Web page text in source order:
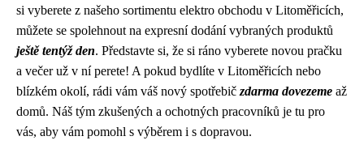
si vyberete z našeho sortimentu elektro obchodu v Litoměřicích,
můžete se spolehnout na expresní dodání vybraných produktů
ještě tentýž den. Představte si, že si ráno vyberete novou pračku
a večer už v ní perete! A pokud bydlíte v Litoměřicích nebo
blízkém okolí, rádi vám váš nový spotřebič zdarma dovezeme až
domů. Náš tým zkušených a ochotných pracovníků je tu pro
vás, aby vám pomohl s výběrem i s dopravou.